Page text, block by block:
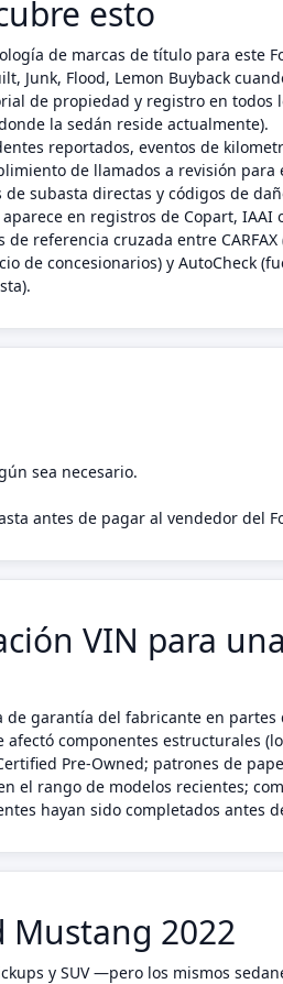
esto
de marcas de título para este
Junk, Flood, Lemon Buyback
de propiedad y registro en todos
la sedán reside actualmente).
reportados, eventos de
de llamados a revisión para
de subasta directas y códigos de
aparece en registros de Copart, IAAI
de referencia cruzada entre
de concesionarios) y AutoCheck
sea necesario.
antes de pagar al vendedor del
VIN para
garantía del fabricante en partes
componentes estructurales
Pre-Owned; patrones de
el rango de modelos recientes;
hayan sido completados antes
Mustang 2022
y SUV —pero los mismos